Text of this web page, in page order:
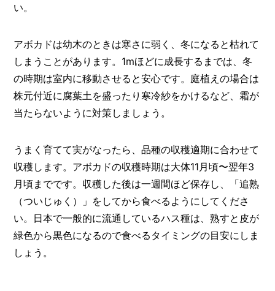
い。
アボカドは幼木のときは寒さに弱く、冬になると枯れて
しまうことがあります。1mほどに成長するまでは、冬
の時期は室内に移動させると安心です。庭植えの場合は
株元付近に腐葉土を盛ったり寒冷紗をかけるなど、霜が
当たらないように対策しましょう。
うまく育てて実がなったら、品種の収穫適期に合わせて
収穫します。アボカドの収穫時期は大体11月頃〜翌年3
月頃までです。収穫した後は一週間ほど保存し、「追熟
（ついじゅく）」をしてから食べるようにしてくださ
い。日本で一般的に流通しているハス種は、熟すと皮が
緑色から黒色になるので食べるタイミングの目安にしま
しょう。